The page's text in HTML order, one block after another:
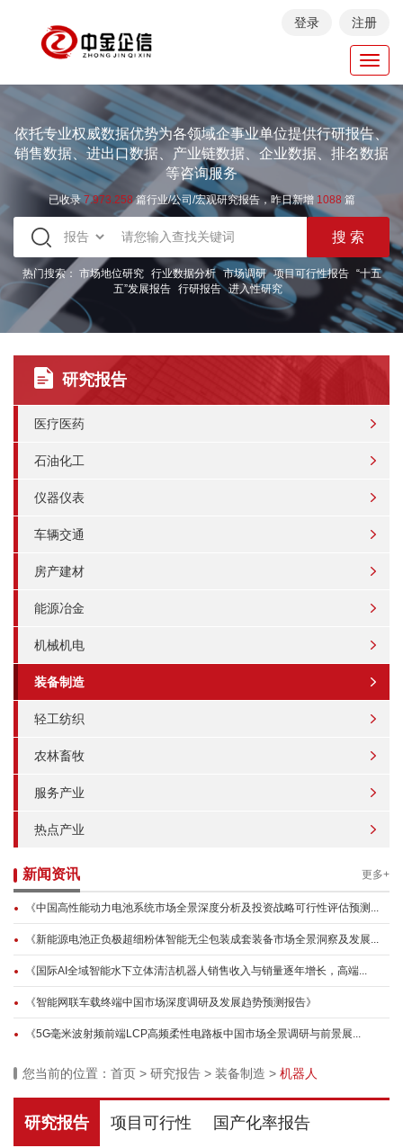
登录 注册
依托专业权威数据优势为各领域企事业单位提供行研报告、
销售数据、进出口数据、产业链数据、企业数据、排名数据
等咨询服务
已收录7.973.258篇行业/公司/宏观研究报告，昨日新增 1088 篇
热门搜索： 市场地位研究 行业数据分析 市场调研 项目可行性报告
“十五
五”发展报告 行研报告 进入性研究
研究报告
医疗医药
石油化工
仪器仪表
车辆交通
房产建材
能源冶金
机械机电
装备制造
轻工纺织
农林畜牧
服务产业
热点产业
新闻资讯 更多+
《中国高性能动力电池系统市场全景深度分析及投资战略可行性评估预测...
《新能源电池正负极超细粉体智能无尘包装成套装备市场全景洞察及发展...
《国际AI全域智能水下立体清洁机器人销售收入与销量逐年增长，高端...
《智能网联车载终端中国市场深度调研及发展趋势预测报告》
《5G毫米波射频前端LCP高频柔性电路板中国市场全景调研与前景展...
您当前的位置： 首页 > 研究报告 > 装备制造 > 机器人
研究报告 项目可行性 国产化率报告